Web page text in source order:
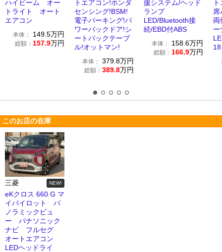
ハイビーム オー
トライト オート
エアコン
本体： 149.5万円
総額： 157.9万円
トエアコン!ホンダ
センシング!BSM!
電子パーキング!パ
ワーバックドア!シ
ートバックテーブ
ル!オットマン!
本体： 379.8万円
総額： 389.8万円
援システム/ヘッド
ランプ
LED/Bluetooth接
続/EBD付ABS
本体： 158.6万円
総額： 166.9万円
このお店の在庫
三菱 NEW!
eKクロス 660 G マ
イパイロット パ
ノラミックビュ
ー パナソニック
ナビ フルセグ
オートエアコン
LEDヘッドライ